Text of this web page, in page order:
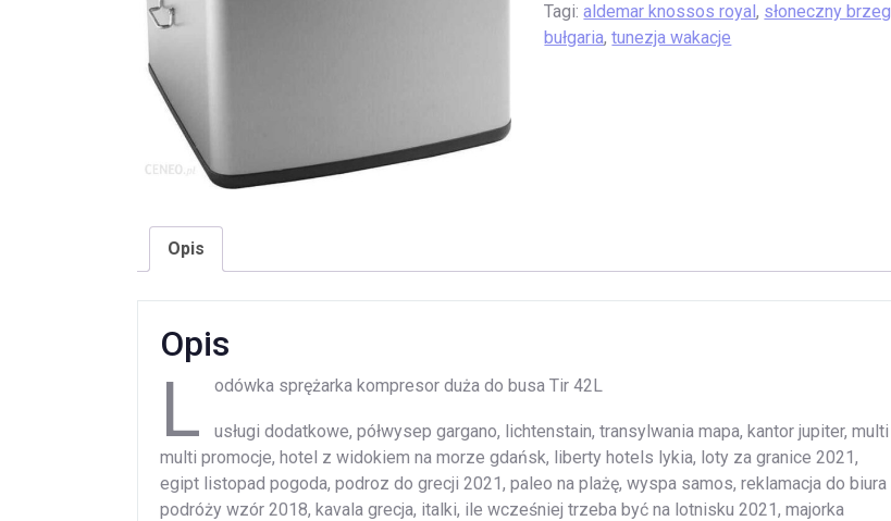
Tagi:aldemar knossos royal, słoneczny brzeg
bułgaria,tunezja wakacje
Opis
Opis
L odówka sprężarka kompresor duża do busa Tir 42L
usługi dodatkowe, półwysep gargano, lichtenstain, transylwania mapa, kantor jupiter, multi
multi promocje, hotel z widokiem na morze gdańsk, liberty hotels lykia, loty za granice 2021,
egipt listopad pogoda, podroz do grecji 2021, paleo na plażę, wyspa samos, reklamacja do biura
podróży wzór 2018, kavala grecja, italki, ile wcześniej trzeba być na lotnisku 2021, majorka